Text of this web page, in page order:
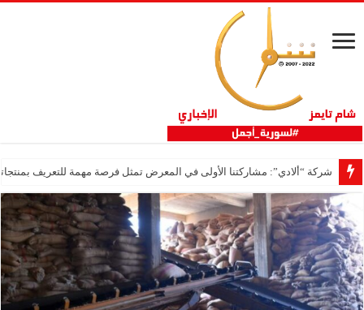
شركة “ألادي”: مشاركتنا الأولى في المعرض تمثل فرصة مهمة للتعريف